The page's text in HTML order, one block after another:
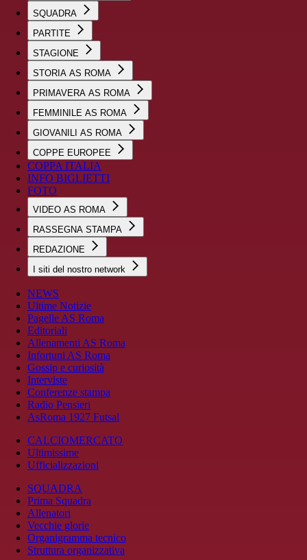
SQUADRA
PARTITE
STAGIONE
STORIA AS ROMA
PRIMAVERA AS ROMA
FEMMINILE AS ROMA
GIOVANILI AS ROMA
COPPE EUROPEE
COPPA ITALIA
INFO BIGLIETTI
FOTO
VIDEO AS ROMA
RASSEGNA STAMPA
REDAZIONE
I siti del nostro network
NEWS
Ultime Notizie
Pagelle AS Roma
Editoriali
Allenamenti AS Roma
Infortuni AS Roma
Gossip e curiosità
Interviste
Conferenze stampa
Radio Pensieri
AsRoma 1927 Futsal
CALCIOMERCATO
Ultimissime
Ufficializzazioni
SQUADRA
Prima Squadra
Allenatori
Vecchie glorie
Organigramma tecnico
Struttura organizzativa